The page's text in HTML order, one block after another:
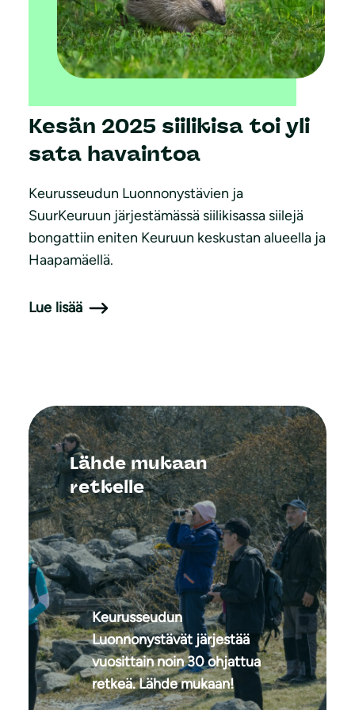
Kesän 2025 siilikisa toi yli
sata havaintoa
Keurusseudun Luonnonystävien ja
SuurKeuruun järjestämässä siilikisassa siilejä
bongattiin eniten Keuruun keskustan alueella ja
Haapamäellä.
Lue lisää
Lähde mukaan
retkelle
Keurusseudun
Luonnonystävät järjestää
vuosittain noin 30 ohjattua
retkeä. Lähde mukaan!